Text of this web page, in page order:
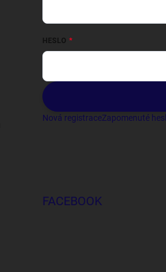
HESLO
Nová registraceZapomenuté
FACEBOOK